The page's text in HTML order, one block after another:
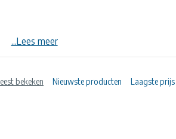
...Lees meer
bekeken Nieuwste producten Laagste prijs